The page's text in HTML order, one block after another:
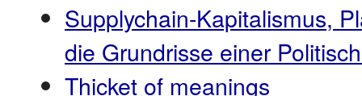
Supplychain-Kapitalismus,
die Grundrisse einer
Thicket of meanings